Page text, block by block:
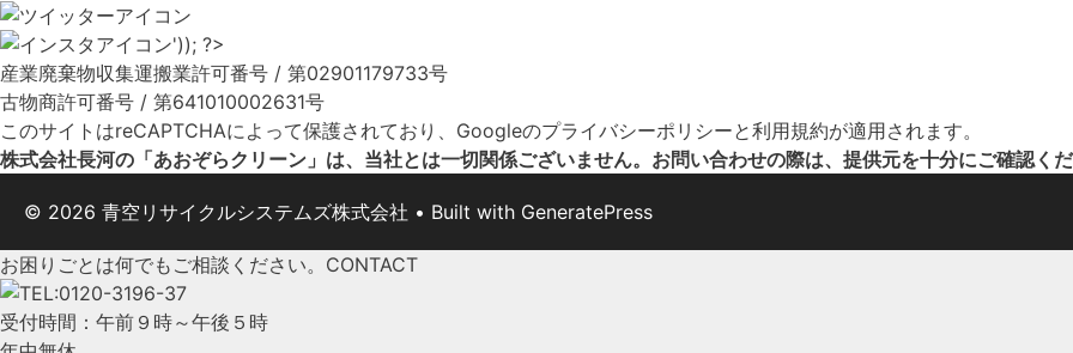
産業廃棄物収集運搬業許可番号 / 第02901179733号
古物商許可番号 / 第641010002631号
このサイトはreCAPTCHAによって保護されており、Googleのプライバシーポリシーと利用規約が適用されます。
株式会社長河の「あおぞらクリーン」は、当社とは一切関係ございません。お問い合わせの際は、提供元を十分にご確認く
© 2026 青空リサイクルシステムズ株式会社 • Built with GeneratePress
お困りごとは何でもご相談ください。 CONTACT
受付時間：午前９時～午後５時